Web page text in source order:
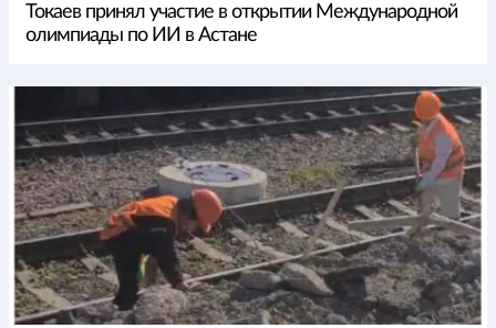
Токаев принял участие в открытии Международной
олимпиады по ИИ в Астане